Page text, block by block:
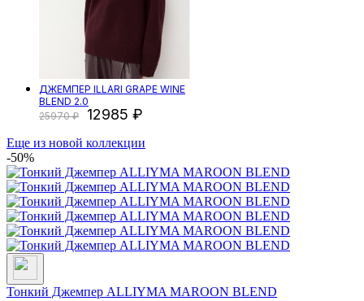
ДЖЕМПЕР ILLARI GRAPE WINE
BLEND 2.0
25970
12985
Еще из новой коллекции
-50%
Тонкий Джемпер ALLIYMA MAROON BLEND